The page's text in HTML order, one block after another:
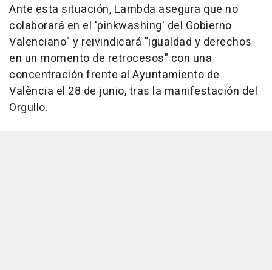
Ante esta situación, Lambda asegura que no
colaborará en el 'pinkwashing' del Gobierno
Valenciano" y reivindicará "igualdad y derechos
en un momento de retrocesos" con una
concentración frente al Ayuntamiento de
València el 28 de junio, tras la manifestación del
Orgullo.